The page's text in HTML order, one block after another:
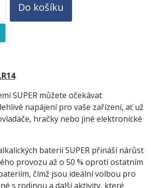
Do košíku
SUPER můžete očekávat
napájení pro vaše zařízení, ať už
hračky nebo jiné elektronické
baterií SUPER přináší nárůst
provozu až o 50 % oproti ostatním
čímž jsou ideální volbou pro
s rodinou a další aktivity, které